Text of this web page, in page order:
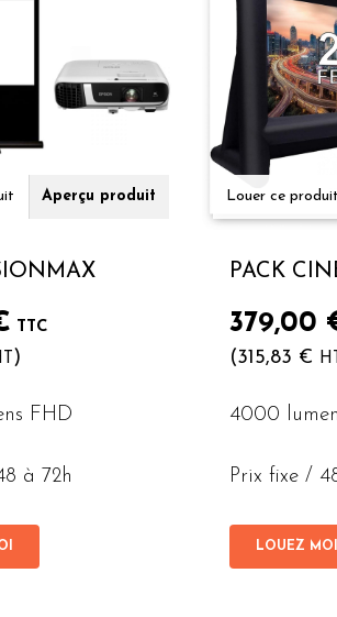
Aperçu produit
TTC
)
FHD
à 72h
Louer ce produit
PACK
379,00
(315,83 € HT
4000
Prix fixe /
LOUEZ MOI